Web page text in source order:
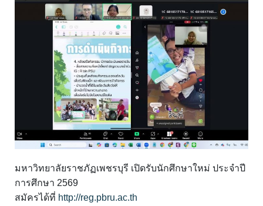
มหาวิทยาลัยราชภัฏเพชรบุรี เปิดรับนักศึกษาใหม่ ประจำปี
การศึกษา 2569
สมัครได้ที่ http://reg.pbru.ac.th